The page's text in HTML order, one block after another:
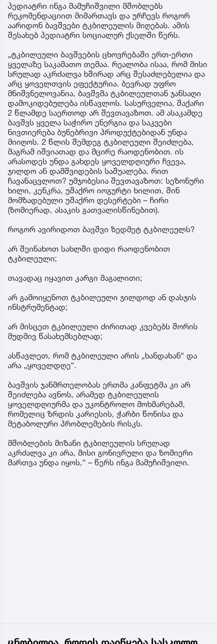
პედიატრი ინგა მამუჩიშვილი მშობლებს
რეკომენდაციით მიმართავს და ურჩევს როგორ
აარიდონ ბავშვები ტკბილეულის მიღებას. ამის
შესახებ პედიატრი სოციალურ ქსელში წერს.
„ტკბილეული ბავშვების ცხოვრებაში ერთ-ერთი
ყველაზე საკამათო თემაა. რეალობა ისაა, რომ მისი
სრულად აკრძალვა ხშირად არც შესაძლებელია და
არც ყოველთვის ეფექტურია. ბევრად უფრო
მნიშვნელოვანია, ბავშვმა ტკბილეულთან ჯანსაღი
დამოკიდებულება ისწავლოს. სასურველია, შაქარი
2 წლამდე საერთოდ არ შევთავაზოთ. ამ ასაკამდე
ბავშვს ყველა საჭირო ენერგია და საკვები
ნივთიერება ბუნებრივი პროდუქტებიდან უნდა
მიიღოს. 2 წლის შემდეგ ტკბილეული შეიძლება,
მაგრამ იშვიათად და მცირე რაოდენობით. ის
არასოდეს უნდა გახდეს ყოველდღიური ჩვევა,
ჯილდო ან დამშვიდების საშუალება. რით
ჩავანაცვლოთ? უმჯობესია შევთავაზოთ: სეზონური
ხილი, კენკრა, უშაქრო იოგურტი ხილით, შინ
მომზადებული უშაქრო დესერტები – ჩირი
(ზომიერად, ასაკის გათვალისწინებით).
როგორ ავირიდოთ ბავშვი ზედმეტ ტკბილეულს?
არ შეინახოთ სახლში დიდი რაოდენობით
ტკბილეული;
თავადაც იყავით კარგი მაგალითი;
არ გამოიყენოთ ტკბილეული ჯილდოდ ან დასჯის
ინსტრუმენტად;
არ მისცეთ ტკბილეული ძირითად კვებებს შორის
მუდმივ წასახემსებლად;
ასწავლეთ, რომ ტკბილეული არის „ხანდახან“ და
არა „ყოველდღე“.
ბავშვის ჯანმრთელობას ერთმა კანფეტმა კი არ
შეიძლება ავნოს, არამედ ტკბილეულის
ყოველდღიურმა და უკონტროლო მოხმარებამ,
რომელიც ზრდის კარიესის, ჭარბი წონისა და
მეტაბოლური პრობლემების რისკს.
მშობლების მიზანი ტკბილეულის სრულად
აკრძალვა კი არა, მისი გონივრული და ზომიერი
მართვა უნდა იყოს,“ – წერს ინგა მამუჩიშვილი.